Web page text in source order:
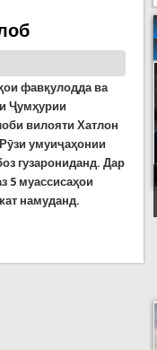
фавқулодда ва
Ҷумҳурии
вилояти Хатлон
умуиҷаҳонии
гузарониданд. Дар
5 муассисаҳои
намуданд.